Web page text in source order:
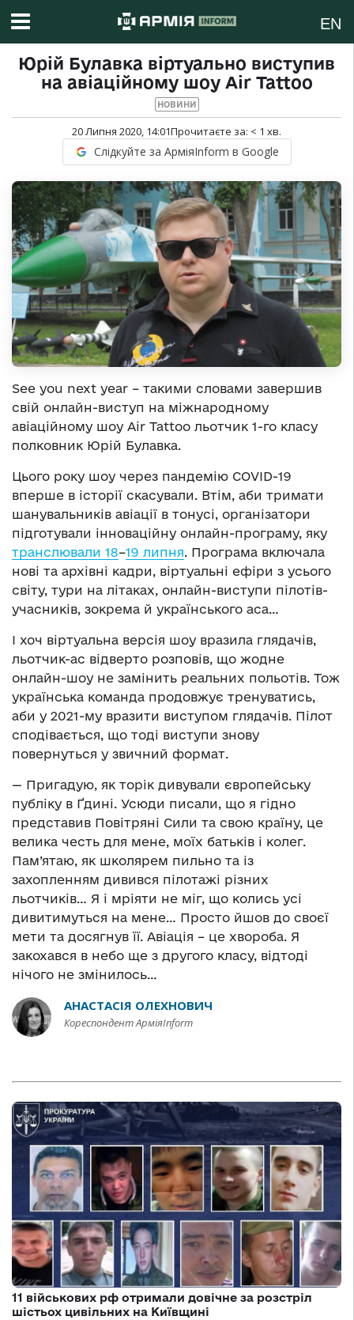
EN
Юрій Булавка віртуально виступив
на авіаційному шоу Air Tattoo
НОВИНИ
20 Липня 2020, 14:01Прочитаєте за: < 1 хв.
Слідкуйте за АрміяInform в Google
See you next year – такими словами завершив
свій онлайн-виступ на міжнародному
авіаційному шоу Air Tattoo льотчик 1-го класу
полковник Юрій Булавка.
Цього року шоу через пандемію COVID-19
вперше в історії скасували. Втім, аби тримати
шанувальників авіації в тонусі, організатори
підготували інноваційну онлайн-програму, яку
транслювали 18–19 липня. Програма включала
нові та архівні кадри, віртуальні ефіри з усього
світу, тури на літаках, онлайн-виступи пілотів-
учасників, зокрема й українського аса…
І хоч віртуальна версія шоу вразила глядачів,
льотчик-ас відверто розповів, що жодне
онлайн-шоу не замінить реальних польотів. Тож
українська команда продовжує тренуватись,
аби у 2021-му вразити виступом глядачів. Пілот
сподівається, що тоді виступи знову
повернуться у звичний формат.
— Пригадую, як торік дивували європейську
публіку в Ґдині. Усюди писали, що я гідно
представив Повітряні Сили та свою країну, це
велика честь для мене, моїх батьків і колег.
Пам’ятаю, як школярем пильно та із
захопленням дивився пілотажі різних
льотчиків… Я і мріяти не міг, що колись усі
дивитимуться на мене… Просто йшов до своєї
мети та досягнув її. Авіація – це хвороба. Я
закохався в небо ще з другого класу, відтоді
нічого не змінилось…
АНАСТАСІЯ ОЛЕХНОВИЧ
Кореспондент АрміяInform
11 військових рф отримали довічне за розстріл
шістьох цивільних на Київщині